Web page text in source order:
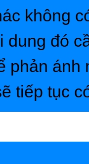
không
dung đó
phản
tiếp tục